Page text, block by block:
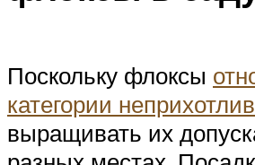
Поскольку флоксы
категории
выращивать их